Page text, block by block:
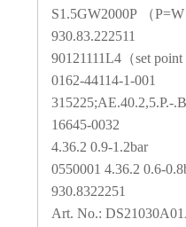
S1.5GW2000P
（
930.83.222511
90121111L4 （set
0162-44114-1-001
315225;AE.40.2,5.P.-.B
16645-0032
4.36.2 0.9-1.2bar
0550001 4.36.2 0.6-
930.8322251
Art. No.: